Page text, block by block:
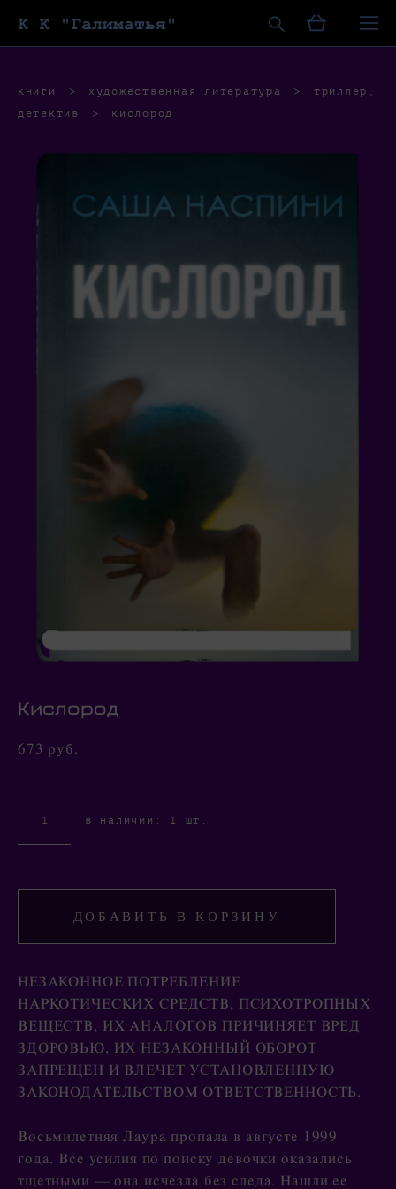
К К "Галиматья"
книги > художественная литература >
триллер,
детектив
> кислород
Кислород
673 pуб.
в наличии: 1 шт.
ДОБАВИТЬ В КОРЗИНУ
НЕЗАКОННОЕ ПОТРЕБЛЕНИЕ
НАРКОТИЧЕСКИХ СРЕДСТВ, ПСИХОТРОПНЫХ
ВЕЩЕСТВ, ИХ АНАЛОГОВ ПРИЧИНЯЕТ ВРЕД
ЗДОРОВЬЮ, ИХ НЕЗАКОННЫЙ ОБОРОТ
ЗАПРЕЩЕН И ВЛЕЧЕТ УСТАНОВЛЕННУЮ
ЗАКОНОДАТЕЛЬСТВОМ ОТВЕТСТВЕННОСТЬ.
Восьмилетняя Лаура пропала в августе 1999
года. Все усилия по поиску девочки оказались
тщетными — она исчезла без следа. Нашли ее